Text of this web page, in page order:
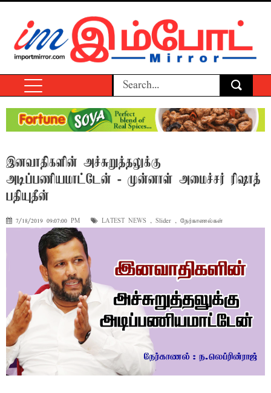
இனவாதிகளின் அச்சுறுத்தலுக்கு
அடிப்பணியமாட்டேன் - முன்னாள் அமைச்சர் ரிஷாத்
பதியுதீன்
7/18/2019 09:07:00 PM LATEST NEWS , Slider , நேர்காணல்கள்